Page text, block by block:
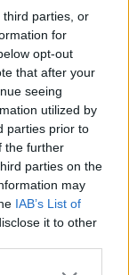
third parties, or
for
opt-out
that after your
seeing
utilized by
parties prior to
the further
parties on the
may
IAB’s List of
it to other
τις